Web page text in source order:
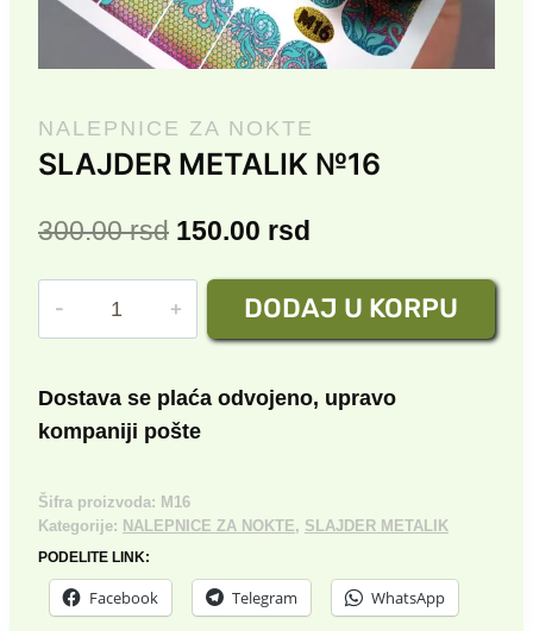
NALEPNICE ZA NOKTE
SLAJDER METALIK №16
300.00rsd Originalna
cena
je
300.00 rsd.
150.00 rsd
cena
je:
SLAJDER
količina
DODAJ U KORPU
Dostava se plaća odvojeno, upravo
kompaniji pošte
Šifra proizvoda: M16
Kategorije: NALEPNICE ZA NOKTE, SLAJDER METALIK
PODELITE LINK:
Facebook Telegram WhatsApp